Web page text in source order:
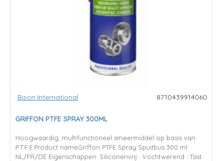
Bison International 8710439914060
GRIFFON PTFE SPRAY 300ML
Hoogwaardig, multifunctioneel smeermiddel op basis van
P.T.F.E.Product nameGriffon PTFE Spray Spuitbus 300 ml
NL/FR/DE Eigenschappen· Siliconenvrij · Vochtwerend · Tast